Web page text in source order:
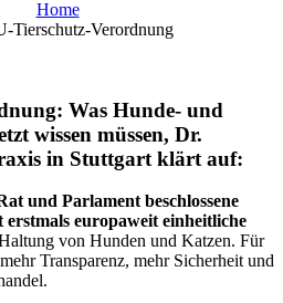
Home
Tierschutz-Verordnung
Was Hunde- und
wissen müssen, Dr.
in Stuttgart klärt auf:
und Parlament beschlossene
europaweit einheitliche
von Hunden und Katzen. Für
Transparenz, mehr Sicherheit und